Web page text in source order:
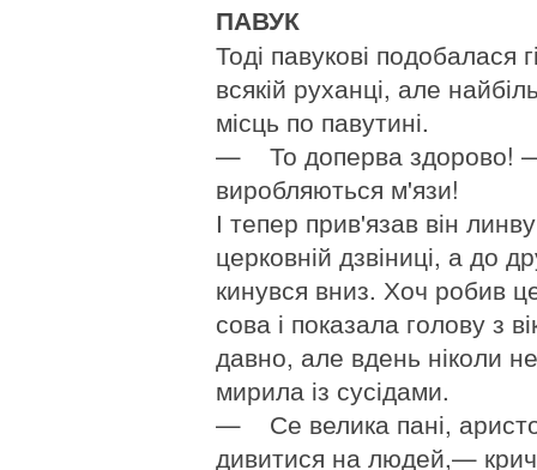
ПАВУК
Тоді павукові подобалася
всякій руханці, але
місць по павутині.
— То доперва здорово!
виробляються м'язи!
І тепер прив'язав він
церковній дзвіниці, а до
кинувся вниз. Хоч робив
сова і показала голову з
давно, але вдень ніколи
мирила із сусідами.
— Се велика пані,
дивитися на людей,—